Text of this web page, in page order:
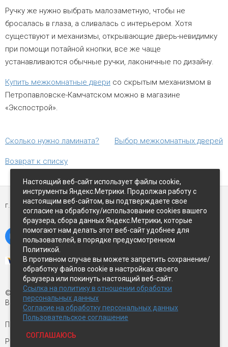
Ручку же нужно выбрать малозаметную, чтобы не
бросалась в глаза, а сливалась с интерьером. Хотя
существуют и механизмы, открывающие дверь-невидимку
при помощи потайной кнопки, все же чаще
устанавливаются обычные ручки, лаконичные по дизайну.
Купить межкомнатные двери со скрытым механизмом в
Петропавловске-Камчатском можно в магазине
«Экспострой».
Сколько нужно ламината? Выбор межкомнатных дверей
Возврат к списку
г. Петропавловск-Камчатский,ул Восточное-шоссе, д.5
© Экспострой, 2026 г.
Все права защищены
Письмо директору:
Разработка сайта —
Настоящий веб-сайт использует файлы cookie,
инструменты Яндекс.Метрики. Продолжая работу с
настоящим веб-сайтом, вы подтверждаете свое
согласие на обработку/использование cookies вашего
браузера, сбора данных Яндекс.Метрики, которые
помогают нам делать этот веб-сайт удобнее для
пользователей, в порядке предусмотренном
Политикой.
В противном случае вы можете запретить сохранение/
обработку файлов cookie в настройках своего
браузера или покинуть настоящий веб-сайт.
Ссылка на политику в отношении обработки
персональных данных
Согласие на обработку персональных данных
Пользовательское соглашение
СОГЛАШАЮСЬ